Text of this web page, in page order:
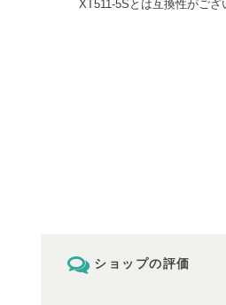
XT511-5Sとは互換性がござ
ショップの評価